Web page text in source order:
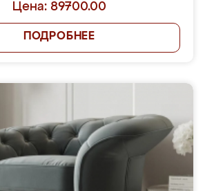
Цена: 89700.00
ПОДРОБНЕЕ